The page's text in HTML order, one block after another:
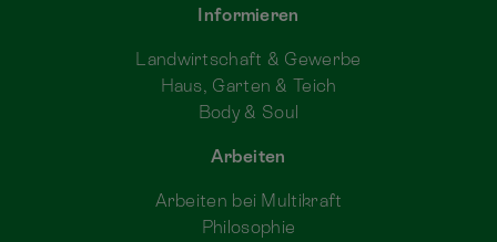
Informieren
Landwirtschaft & Gewerbe
Haus, Garten & Teich
Body & Soul
Arbeiten
Arbeiten bei Multikraft
Philosophie